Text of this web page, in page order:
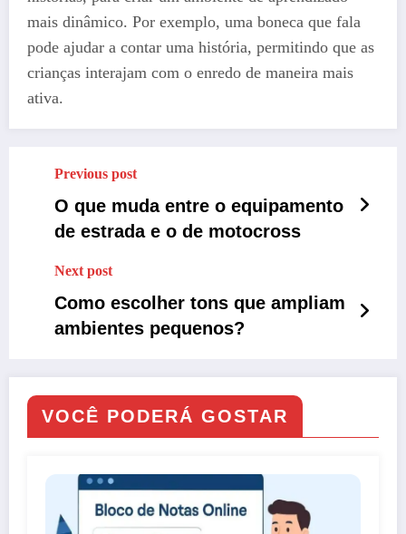
mais dinâmico. Por exemplo, uma boneca que fala
pode ajudar a contar uma história, permitindo que as
crianças interajam com o enredo de maneira mais
ativa.
Previous post
O que muda entre o equipamento
de estrada e o de motocross
Next post
Como escolher tons que ampliam
ambientes pequenos?
VOCÊ PODERÁ GOSTAR